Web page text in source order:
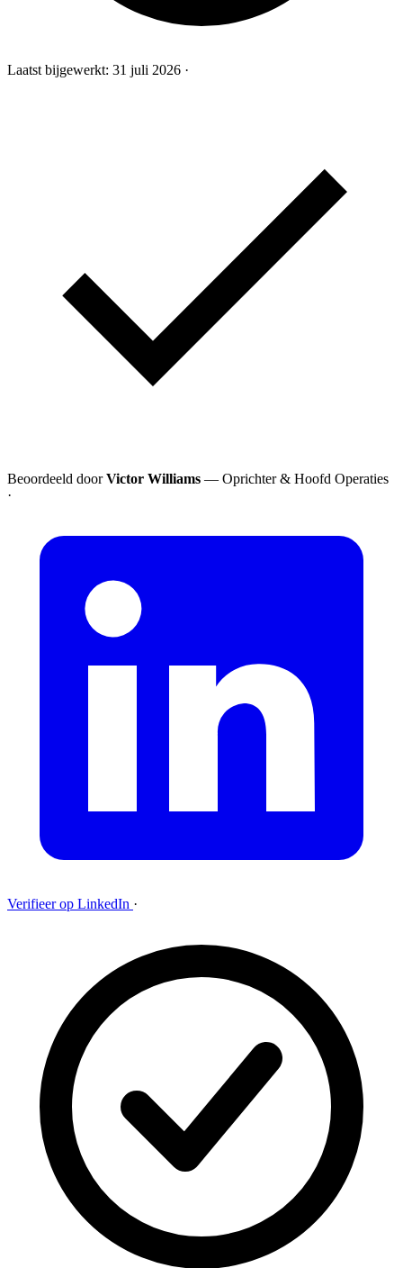
Laatst bijgewerkt: 31 juli 2026 ·
Beoordeeld doorVictor Williams — Oprichter & Hoofd Operaties
·
Verifieer op LinkedIn ·